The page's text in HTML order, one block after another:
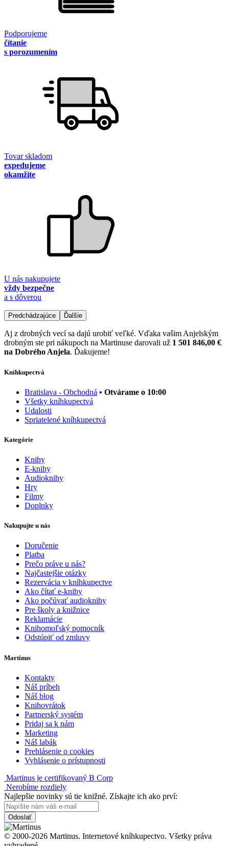
Podporujeme
čítanie
s porozumením
Tovar skladom
expedujeme
okamžite
U nás nakupujete
vždy bezpečne
a s dôverou
Predchádzajúce Ďalšie
Aj z drobných vecí sa dajú urobiť veľké. Vďaka vašim Anjelským
drobným ste pri nákupoch na Martinuse darovali už 1 501 846,00 €
na Dobrého Anjela. Ďakujeme!
Kníhkupectvá
Bratislava - Obchodná • Otvárame o 10:00
Všetky kníhkupectvá
Udalosti
Spriatelené kníhkupectvá
Kategórie
Knihy
E-knihy
Audioknihy
Hry
Filmy
Doplnky
Nakupujte u nás
Doručenie
Platba
Prečo práve u nás?
Najčastejšie otázky
Rezervácia v kníhkupectve
Ako čítať e-knihy
Ako počúvať audioknihy
Pre školy a knižnice
Reklamácie
Knihomoľský pomocník
Odstúpiť od zmluvy
Martinus
Kontakty
Náš príbeh
Náš blog
Knihovrátok
Partnerský systém
Pridaj sa k nám
Marketing
Náš labák
Prehlásenie o cookies
Vyhlásenie o prístupnosti
Martinus je certifikovaný B Corp
Nerobíme rozdiely
Najlepšie novinky sú tie knižné. Získajte ich ako prví:
Odoslať
© 2000-2026 Martinus. Internetové kníhkupectvo. Všetky práva